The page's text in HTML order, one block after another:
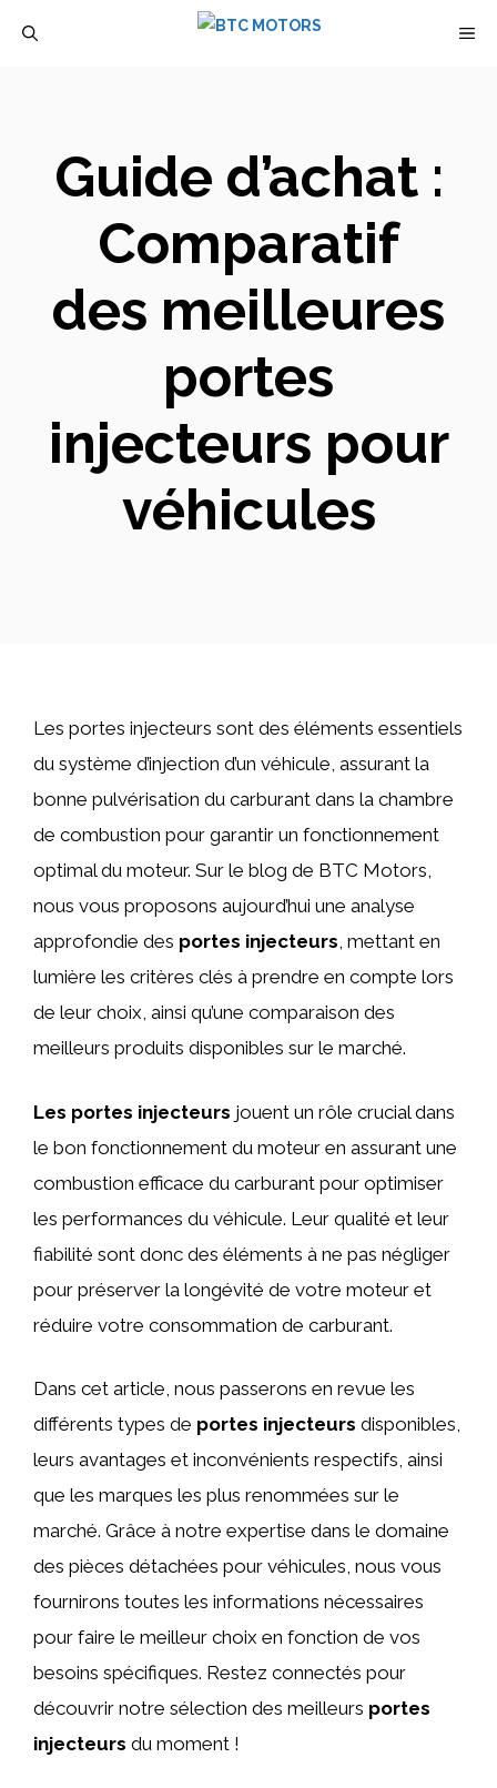
Guide d’achat :
Comparatif
des meilleures
portes
injecteurs pour
véhicules
Les portes injecteurs sont des éléments essentiels
du système d’injection d’un véhicule, assurant la
bonne pulvérisation du carburant dans la chambre
de combustion pour garantir un fonctionnement
optimal du moteur. Sur le blog de BTC Motors,
nous vous proposons aujourd’hui une analyse
approfondie des portes injecteurs, mettant en
lumière les critères clés à prendre en compte lors
de leur choix, ainsi qu’une comparaison des
meilleurs produits disponibles sur le marché.
Les portes injecteurs jouent un rôle crucial dans
le bon fonctionnement du moteur en assurant une
combustion efficace du carburant pour optimiser
les performances du véhicule. Leur qualité et leur
fiabilité sont donc des éléments à ne pas négliger
pour préserver la longévité de votre moteur et
réduire votre consommation de carburant.
Dans cet article, nous passerons en revue les
différents types de portes injecteurs disponibles,
leurs avantages et inconvénients respectifs, ainsi
que les marques les plus renommées sur le
marché. Grâce à notre expertise dans le domaine
des pièces détachées pour véhicules, nous vous
fournirons toutes les informations nécessaires
pour faire le meilleur choix en fonction de vos
besoins spécifiques. Restez connectés pour
découvrir notre sélection des meilleurs portes
injecteurs du moment !